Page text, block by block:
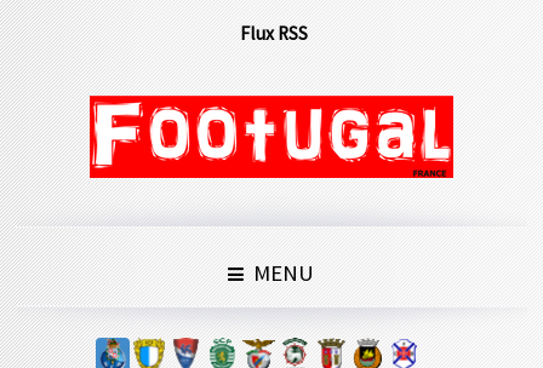
Flux RSS
MENU